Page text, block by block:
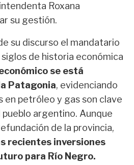
Roxana
su gestión.
su discurso el mandatario
de historia económica
se está
Patagonia, evidenciando
en petróleo y gas son clave
argentino. Aunque
de la provincia,
recientes inversiones
para Río Negro.